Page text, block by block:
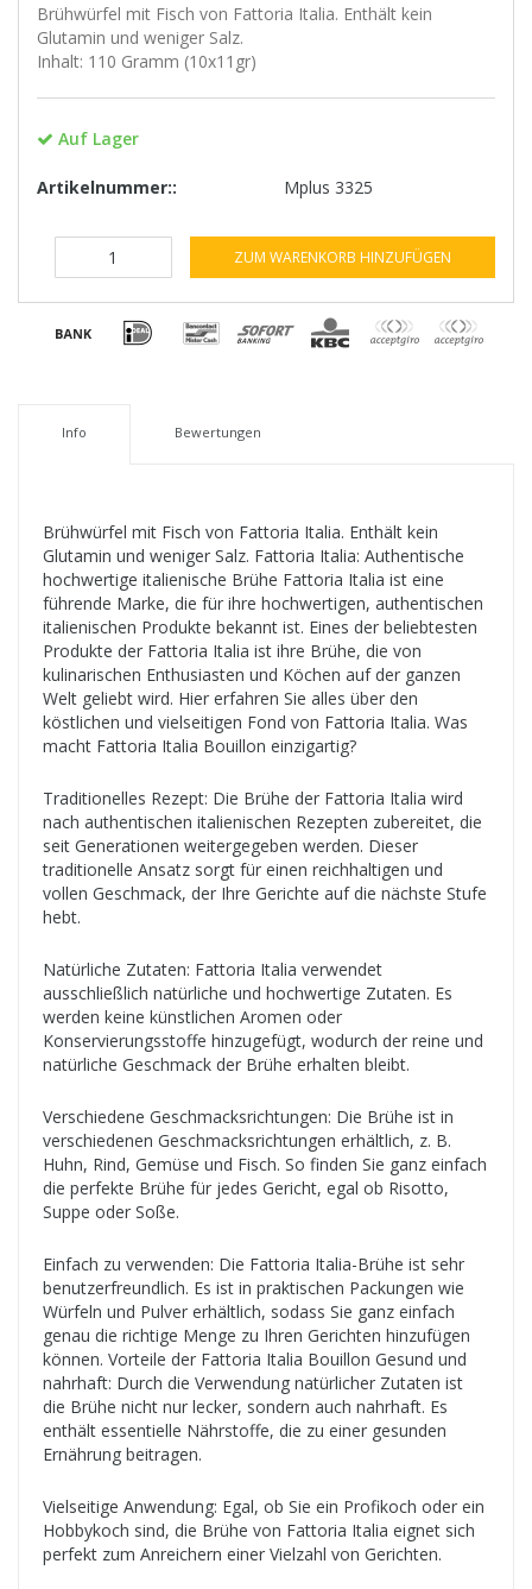
Brühwürfel mit Fisch von Fattoria Italia. Enthält kein
Glutamin und weniger Salz.
Inhalt: 110 Gramm (10x11gr)
Auf Lager
Artikelnummer:: Mplus 3325
ZUM WARENKORB HINZUFÜGEN
Info Bewertungen
Brühwürfel mit Fisch von Fattoria Italia. Enthält kein
Glutamin und weniger Salz. Fattoria Italia: Authentische
hochwertige italienische Brühe Fattoria Italia ist eine
führende Marke, die für ihre hochwertigen, authentischen
italienischen Produkte bekannt ist. Eines der beliebtesten
Produkte der Fattoria Italia ist ihre Brühe, die von
kulinarischen Enthusiasten und Köchen auf der ganzen
Welt geliebt wird. Hier erfahren Sie alles über den
köstlichen und vielseitigen Fond von Fattoria Italia. Was
macht Fattoria Italia Bouillon einzigartig?
Traditionelles Rezept: Die Brühe der Fattoria Italia wird
nach authentischen italienischen Rezepten zubereitet, die
seit Generationen weitergegeben werden. Dieser
traditionelle Ansatz sorgt für einen reichhaltigen und
vollen Geschmack, der Ihre Gerichte auf die nächste Stufe
hebt.
Natürliche Zutaten: Fattoria Italia verwendet
ausschließlich natürliche und hochwertige Zutaten. Es
werden keine künstlichen Aromen oder
Konservierungsstoffe hinzugefügt, wodurch der reine und
natürliche Geschmack der Brühe erhalten bleibt.
Verschiedene Geschmacksrichtungen: Die Brühe ist in
verschiedenen Geschmacksrichtungen erhältlich, z. B.
Huhn, Rind, Gemüse und Fisch. So finden Sie ganz einfach
die perfekte Brühe für jedes Gericht, egal ob Risotto,
Suppe oder Soße.
Einfach zu verwenden: Die Fattoria Italia-Brühe ist sehr
benutzerfreundlich. Es ist in praktischen Packungen wie
Würfeln und Pulver erhältlich, sodass Sie ganz einfach
genau die richtige Menge zu Ihren Gerichten hinzufügen
können. Vorteile der Fattoria Italia Bouillon Gesund und
nahrhaft: Durch die Verwendung natürlicher Zutaten ist
die Brühe nicht nur lecker, sondern auch nahrhaft. Es
enthält essentielle Nährstoffe, die zu einer gesunden
Ernährung beitragen.
Vielseitige Anwendung: Egal, ob Sie ein Profikoch oder ein
Hobbykoch sind, die Brühe von Fattoria Italia eignet sich
perfekt zum Anreichern einer Vielzahl von Gerichten.